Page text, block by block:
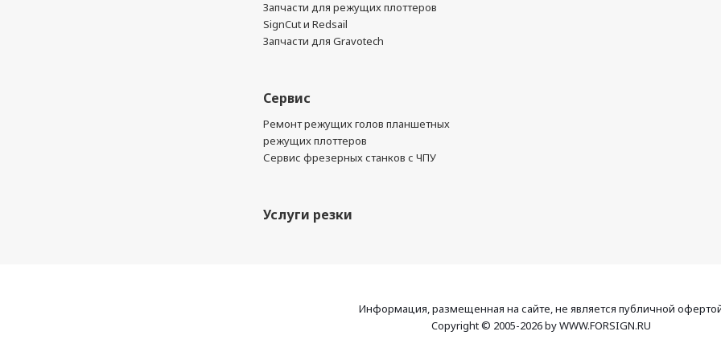
Запчасти для режущих плоттеров
SignCut и Redsail
Запчасти для Gravotech
Сервис
Ремонт режущих голов планшетных
режущих плоттеров
Сервис фрезерных станков с ЧПУ
Услуги резки
Информация, размещенная на сайте, не является публичной
Copyright © 2005-2026 by WWW.FORSIGN.RU